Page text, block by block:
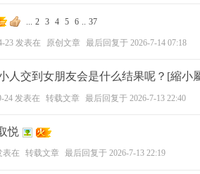
... 2 3 4 5 6 .. 37
23 发表在 原创文章 最后回复于 2026-7-14 07:18
人交到女朋友会是什么结果呢？[縮小
24 发表在 转载文章 最后回复于 2026-7-13 22:40
悦
表在 转载文章 最后回复于 2026-7-13 22:19